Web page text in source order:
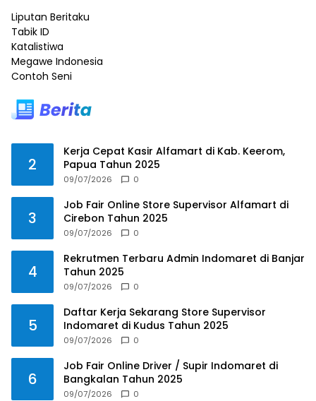
Liputan Beritaku
Tabik ID
Katalistiwa
Megawe Indonesia
Contoh Seni
2
Kerja Cepat Kasir Alfamart di Kab. Keerom,
Papua Tahun 2025
09/07/2026 0
3
Job Fair Online Store Supervisor Alfamart di
Cirebon Tahun 2025
09/07/2026 0
4
Rekrutmen Terbaru Admin Indomaret di Banjar
Tahun 2025
09/07/2026 0
5
Daftar Kerja Sekarang Store Supervisor
Indomaret di Kudus Tahun 2025
09/07/2026 0
6
Job Fair Online Driver / Supir Indomaret di
Bangkalan Tahun 2025
09/07/2026 0